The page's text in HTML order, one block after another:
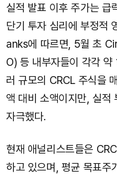
실적 발표 이후 주가는 급
단기 투자 심리에 부정적
anks에 따르면, 5월 초
O) 등 내부자들이 각각
러 규모의 CRCL 주식을
액 대비 소액이지만, 실적
자극했다.
현재 애널리스트들은
하고 있으며, 평균 목표주